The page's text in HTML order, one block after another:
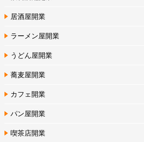
居酒屋開業
ラーメン屋開業
うどん屋開業
蕎麦屋開業
カフェ開業
パン屋開業
喫茶店開業